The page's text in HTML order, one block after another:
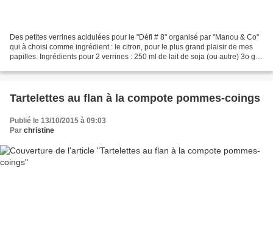
Des petites verrines acidulées pour le "Défi # 8" organisé par "Manou & Co"
qui à choisi comme ingrédient : le citron, pour le plus grand plaisir de mes
papilles. Ingrédients pour 2 verrines : 250 ml de lait de soja (ou autre) 3o gr
Tartelettes au flan à la compote pommes-coings
Publié le 13/10/2015 à 09:03
Par christine